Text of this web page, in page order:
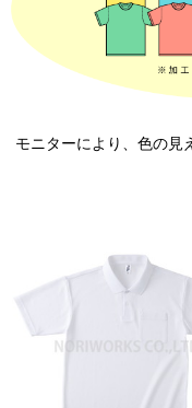
モニターにより、色の見